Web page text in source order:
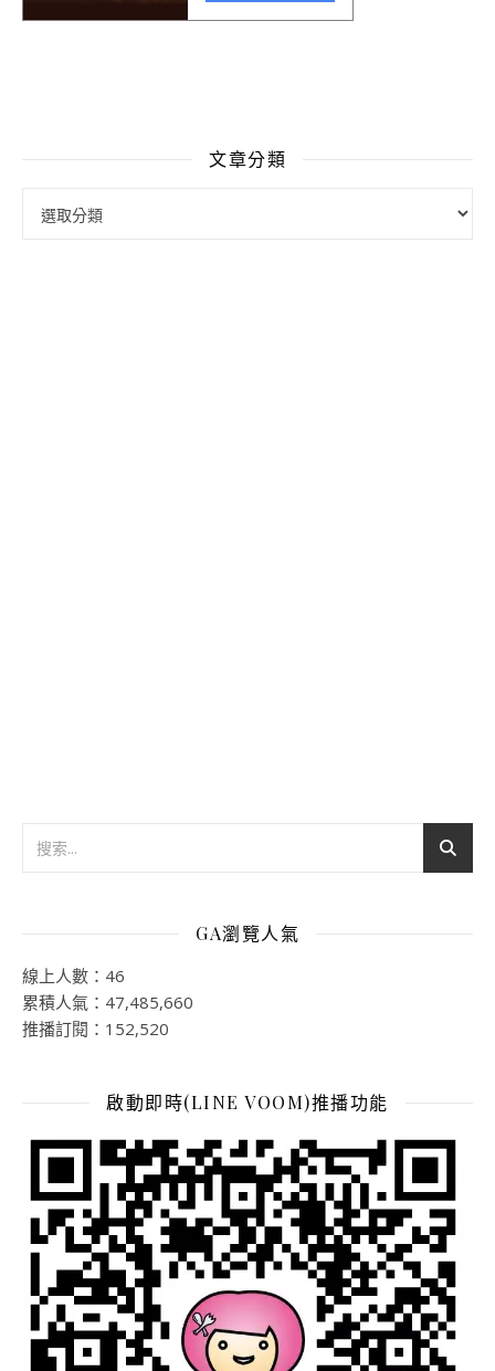
文章分類
GA瀏覽人氣
線上人數：46
累積人氣：47,485,660
推播訂閱：152,520
啟動即時(LINE VOOM)推播功能